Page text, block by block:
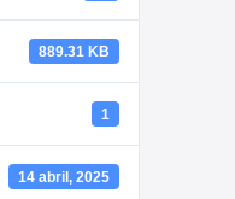
889.31 KB
1
14 abril, 2025